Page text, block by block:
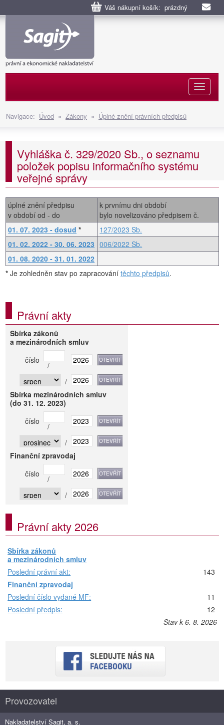
Váš nákupní košík: prázdný
Navigace: Úvod » Zákony » Úplné znění právních předpisů
Vyhláška č. 329/2020 Sb., o seznamu
položek popisu informačního systému
veřejné správy
úplné znění předpisu
v období od - do
k prvnímu dni období
bylo novelizováno předpisem č.
01. 07. 2023 - dosud *
127/2023 Sb.
01. 02. 2022 - 30. 06. 2023 006/2022 Sb.
01. 08. 2020 - 31. 01. 2022
* Je zohledněn stav po zapracování těchto předpisů.
Právní akty
Sbírka zákonů
a mezinárodních smluv
číslo
/
/
Sbírka mezinárodních smluv
(do 31. 12. 2023)
číslo
/
/
Finanční zpravodaj
číslo
/
/
Právní akty 2026
Sbírka zákonů
a mezinárodních smluv
Poslední právní akt:
143
Finanční zpravodaj
Poslední číslo vydané MF:
11
Poslední předpis:
12
Stav k 6. 8. 2026
Provozovatel
Nakladatelství Sagit, a. s.